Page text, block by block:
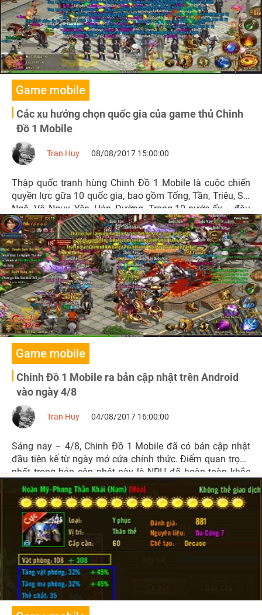
Game mobile
Các xu hướng chọn quốc gia của game thủ Chinh
Đồ 1 Mobile
Thập quốc tranh hùng Chinh Đồ 1 Mobile là cuộc chiến
quyền lực gữa 10 quốc gia, bao gồm Tống, Tần, Triệu, Sở,
Ngô. Vệ, Ngụy, Yên, Hán, Đường. Trong 10 nước ấy – đâu
là nơi để mỗi người chơi bắt đầu cơ nghiệp xưng đế?
Game mobile
Chinh Đồ 1 Mobile ra bản cập nhật trên Android
vào ngày 4/8
Sáng nay – 4/8, Chinh Đồ 1 Mobile đã có bản cập nhật
đầu tiên kể từ ngày mở cửa chính thức. Điểm quan trọng
nhất trong bản cập nhật này là NPH đã hoàn toàn khắc
phục lỗi âm thanh trong game trên hệ điều hành Android.